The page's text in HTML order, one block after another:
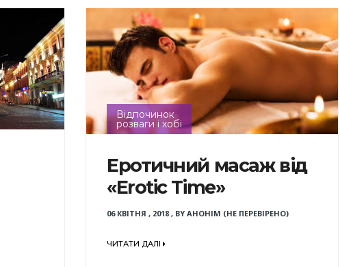
Відпочинок
розваги і хобі
Еротичний масаж від
«Erotic Time»
06 КВІТНЯ , 2018, BY АНОНІМ (НЕ ПЕРЕВІРЕНО)
ЧИТАТИ ДАЛІ